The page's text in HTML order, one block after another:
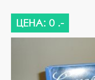
ЦЕНА: 0 .-